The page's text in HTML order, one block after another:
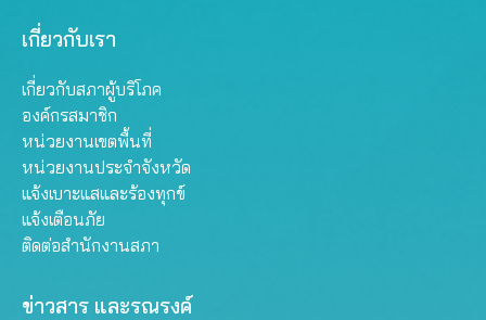
เกี่ยวกับเรา
เกี่ยวกับสภาผู้บริโภค
องค์กรสมาชิก
หน่วยงานเขตพื้นที่
หน่วยงานประจำจังหวัด
แจ้งเบาะแสและร้องทุกข์
แจ้งเตือนภัย
ติดต่อสำนักงานสภา
ข่าวสาร และรณรงค์